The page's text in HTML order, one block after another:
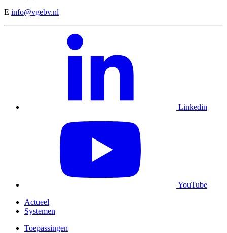
E info@vgebv.nl
Linkedin
YouTube
Actueel
Systemen
Toepassingen